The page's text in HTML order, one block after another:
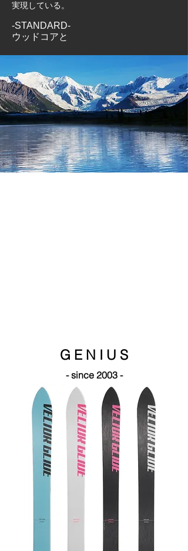
実現している。
-STANDARD-
ウッドコアと
G E N I U S
- since 2003 -